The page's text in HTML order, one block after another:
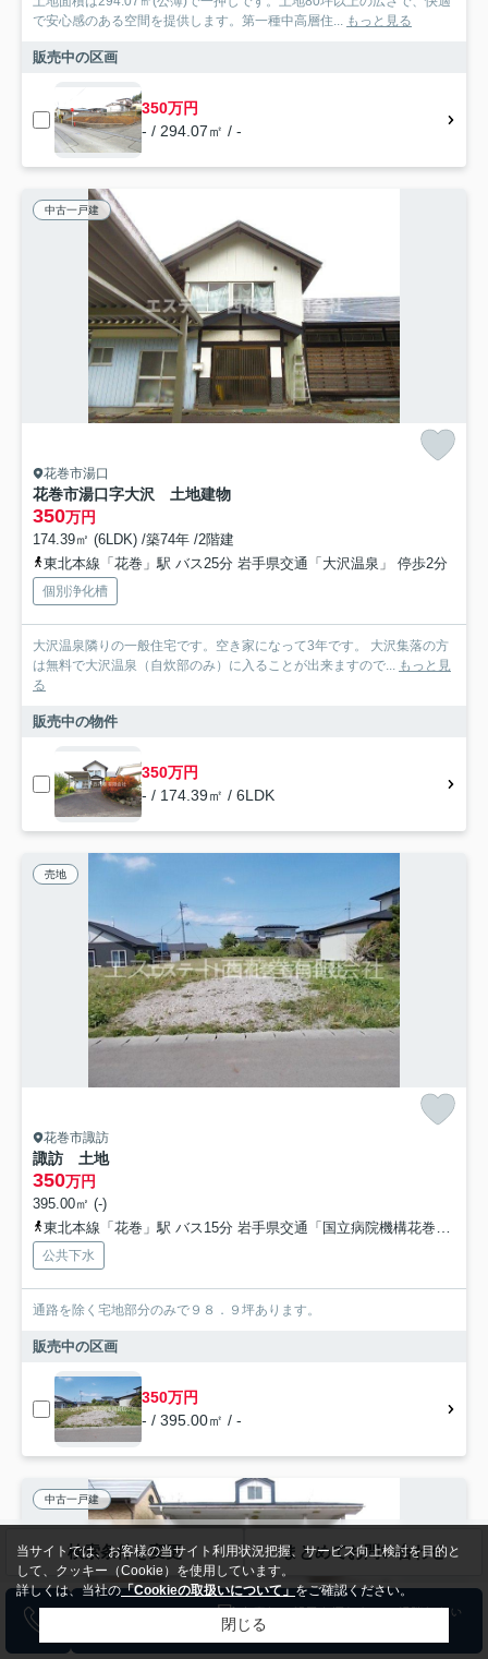
で安心感のある空間を提供します。第一種中高層住... もっと見る
販売中の区画
350万円
- / 294.07㎡ / -
中古一戸建
花巻市湯口
花巻市湯口字大沢 土地建物
350万円
174.39㎡ (6LDK) /築74年 /2階建
東北本線「花巻」駅 バス25分 岩手県交通「大沢温泉」 停歩2分
個別浄化槽
大沢温泉隣りの一般住宅です。空き家になって3年です。 大沢集落の方
は無料で大沢温泉（自炊部のみ）に入ることが出来ますので... もっと見
る
販売中の物件
350万円
- / 174.39㎡ / 6LDK
売地
花巻市諏訪
諏訪 土地
350万円
395.00㎡ (-)
東北本線「花巻」駅 バス15分 岩手県交通「国立病院機構花巻病院」 停歩13分
公共下水
通路を除く宅地部分のみで９８．９坪あります。
販売中の区画
350万円
- / 395.00㎡ / -
中古一戸建
検索条件を変更 まとめてお問い合わせ
当サイトでは、お客様の当サイト利用状況把握、サービス向上検討を目的と
して、クッキー（Cookie）を使用しています。
詳しくは、当社の「Cookieの取扱いについて」をご確認ください。
閉じる